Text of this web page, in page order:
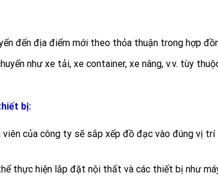
đến địa điểm mới theo thỏa thuận trong hợp
như xe tải, xe container, xe nâng, v.v. tùy
bị:
viên của công ty sẽ sắp xếp đồ đạc vào đúng vị
thực hiện lắp đặt nội thất và các thiết bị như